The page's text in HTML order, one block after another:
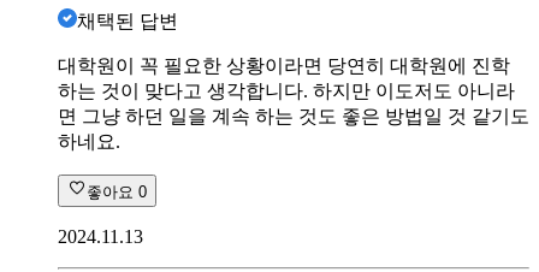
채택된 답변
대학원이 꼭 필요한 상황이라면 당연히 대학원에 진학
하는 것이 맞다고 생각합니다. 하지만 이도저도 아니라
면 그냥 하던 일을 계속 하는 것도 좋은 방법일 것 같기도
하네요.
좋아요 0
2024.11.13